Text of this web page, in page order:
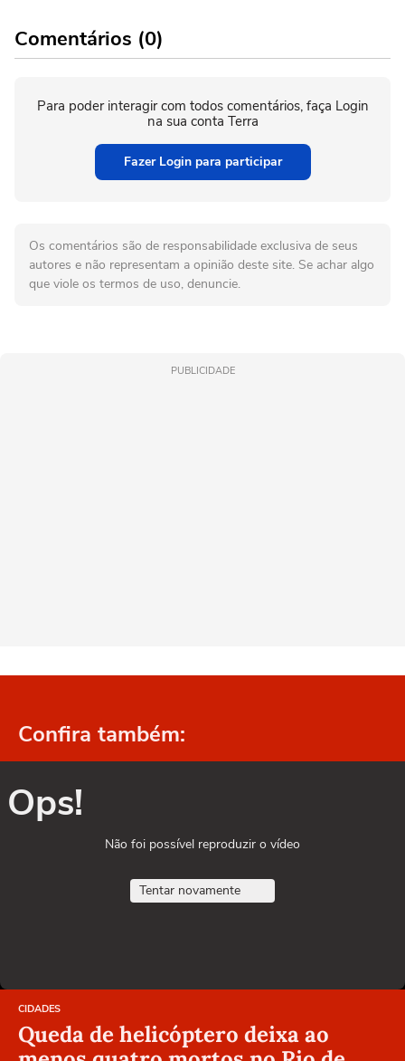
Comentários (0)
Para poder interagir com todos comentários, faça Login
na sua conta Terra
Fazer Login para participar
Os comentários são de responsabilidade exclusiva de seus
autores e não representam a opinião deste site. Se achar algo
que viole os termos de uso, denuncie.
PUBLICIDADE
Confira também:
Ops!
Não foi possível reproduzir o vídeo
Tentar novamente
CIDADES
Queda de helicóptero deixa ao